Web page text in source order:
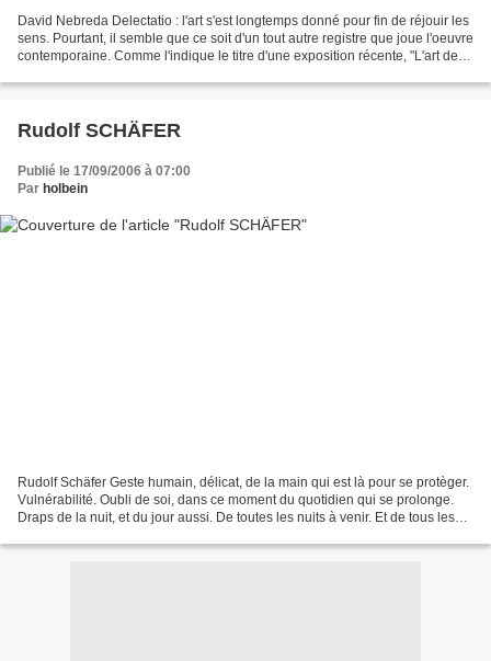
David Nebreda Delectatio : l'art s'est longtemps donné pour fin de réjouir les
sens. Pourtant, il semble que ce soit d'un tout autre registre que joue l'oeuvre
contemporaine. Comme l'indique le titre d'une exposition récente, "L'art de la
Rudolf SCHÄFER
Publié le 17/09/2006 à 07:00
Par holbein
Rudolf Schäfer Geste humain, délicat, de la main qui est là pour se protèger.
Vulnérabilité. Oubli de soi, dans ce moment du quotidien qui se prolonge.
Draps de la nuit, et du jour aussi. De toutes les nuits à venir. Et de tous les